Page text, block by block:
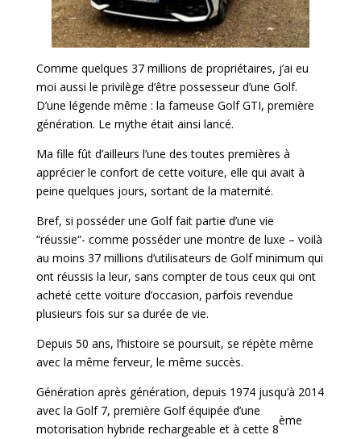
Comme quelques 37 millions de propriétaires, j’ai eu
moi aussi le privilège d’être possesseur d’une Golf.
D’une légende même : la fameuse Golf GTI, première
génération. Le mythe était ainsi lancé.
Ma fille fût d’ailleurs l’une des toutes premières à
apprécier le confort de cette voiture, elle qui avait à
peine quelques jours, sortant de la maternité.
Bref, si posséder une Golf fait partie d’une vie
“réussie“- comme posséder une montre de luxe – voilà
au moins 37 millions d’utilisateurs de Golf minimum qui
ont réussis la leur, sans compter de tous ceux qui ont
acheté cette voiture d’occasion, parfois revendue
plusieurs fois sur sa durée de vie.
Depuis 50 ans, l’histoire se poursuit, se répète même
avec la même ferveur, le même succès.
Génération après génération, depuis 1974 jusqu’à 2014
avec la Golf 7, première Golf équipée d’une
motorisation hybride rechargeable et à cette 8
ème